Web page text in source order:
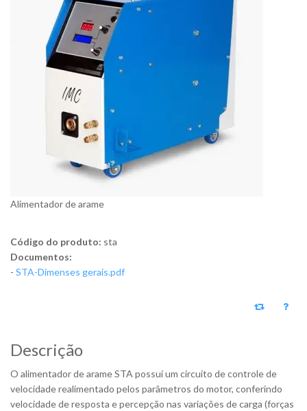
Alimentador de arame
Código do produto: sta
Documentos:
- STA-Dimenses gerais.pdf
Descrição
O alimentador de arame STA possui um circuito de controle de
velocidade realimentado pelos parâmetros do motor, conferindo
velocidade de resposta e percepção nas variações de carga (forças